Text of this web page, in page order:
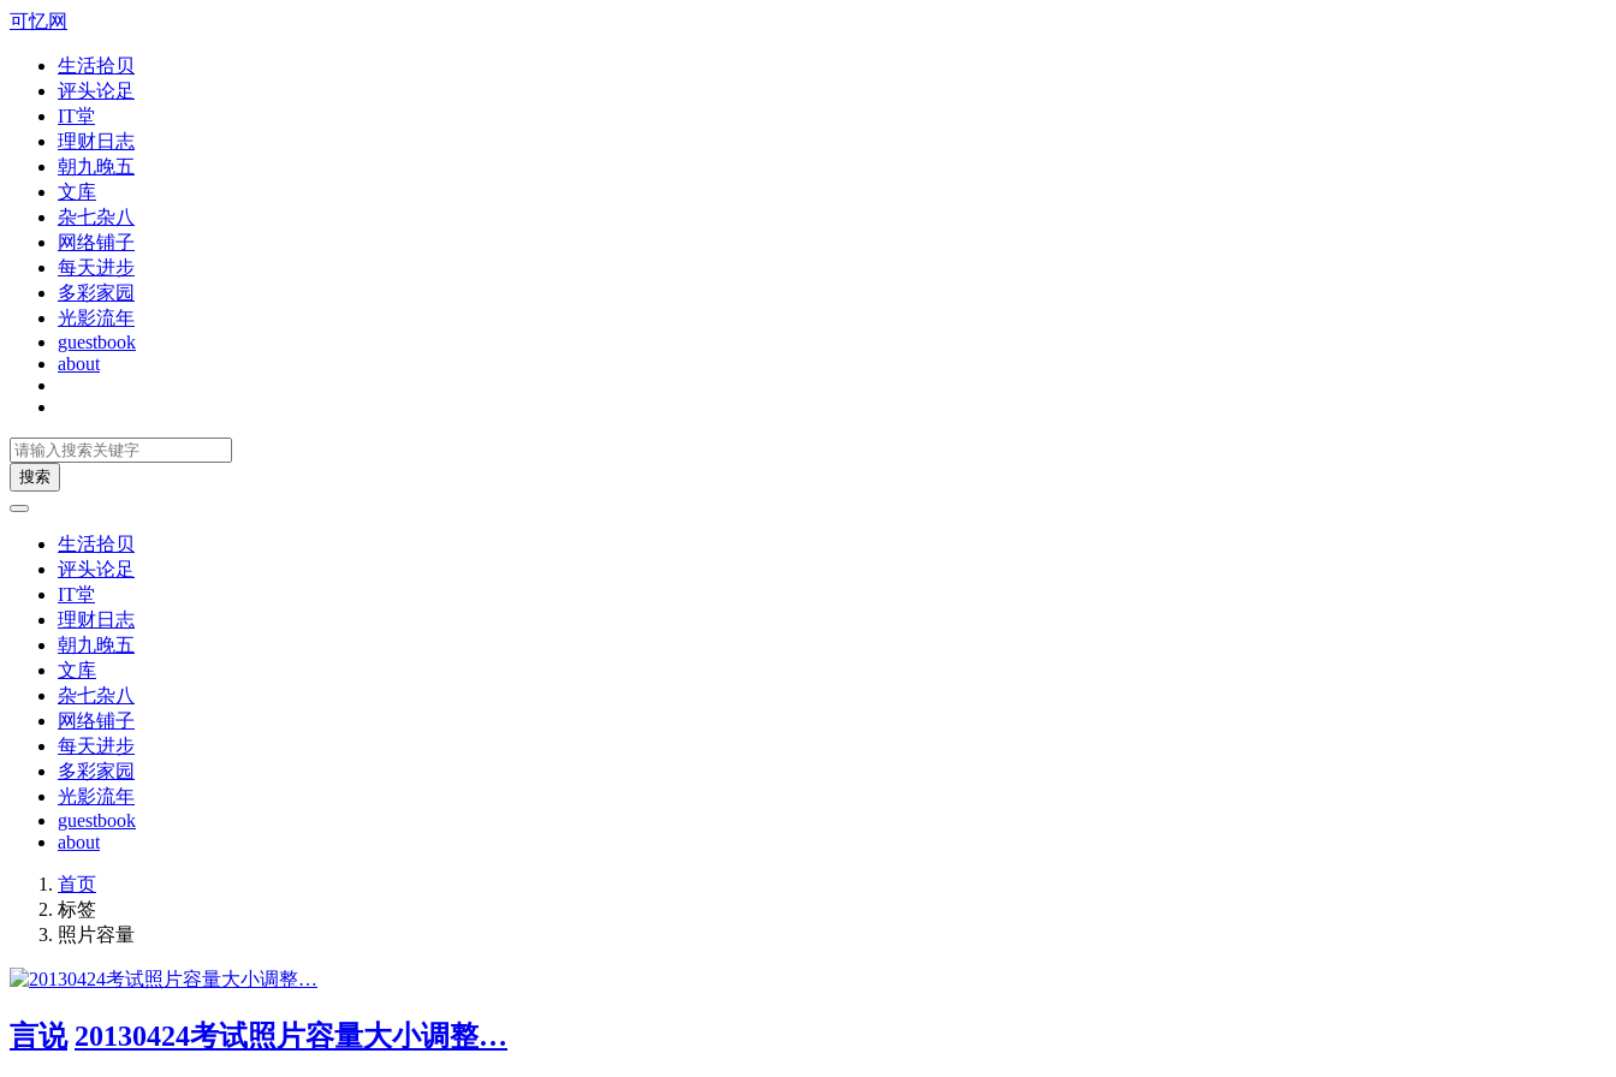
可忆网
生活拾贝
评头论足
IT堂
理财日志
朝九晚五
文库
杂七杂八
网络铺子
每天进步
多彩家园
光影流年
guestbook
about
搜索
生活拾贝
评头论足
IT堂
理财日志
朝九晚五
文库
杂七杂八
网络铺子
每天进步
多彩家园
光影流年
guestbook
about
首页
标签
照片容量
言说 20130424考试照片容量大小调整…